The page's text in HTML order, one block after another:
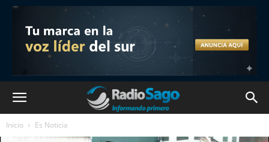
Inicio Es Noticia